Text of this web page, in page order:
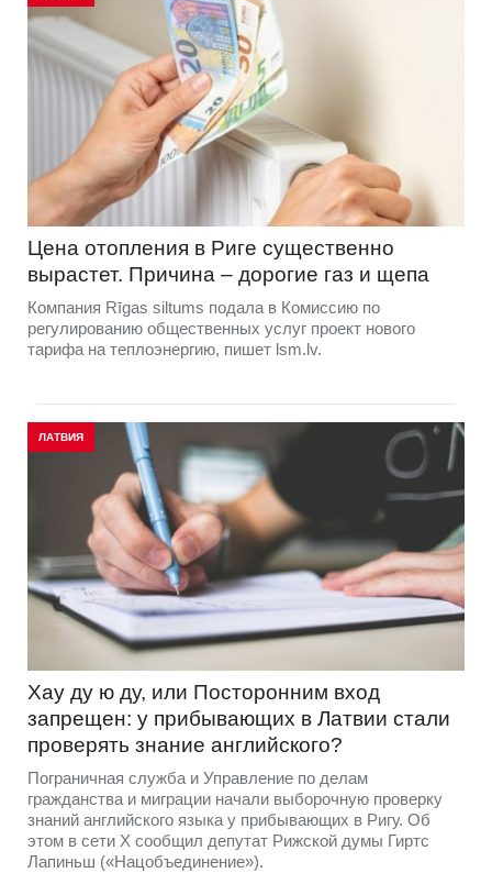
Цена отопления в Риге существенно
вырастет. Причина – дорогие газ и щепа
Компания Rīgas siltums подала в Комиссию по
регулированию общественных услуг проект нового
тарифа на теплоэнергию, пишет lsm.lv.
ЛАТВИЯ
Хау ду ю ду, или Посторонним вход
запрещен: у прибывающих в Латвии стали
проверять знание английского?
Пограничная служба и Управление по делам
гражданства и миграции начали выборочную проверку
знаний английского языка у прибывающих в Ригу. Об
этом в сети Х сообщил депутат Рижской думы Гиртс
Лапиньш («Нацобъединение»).